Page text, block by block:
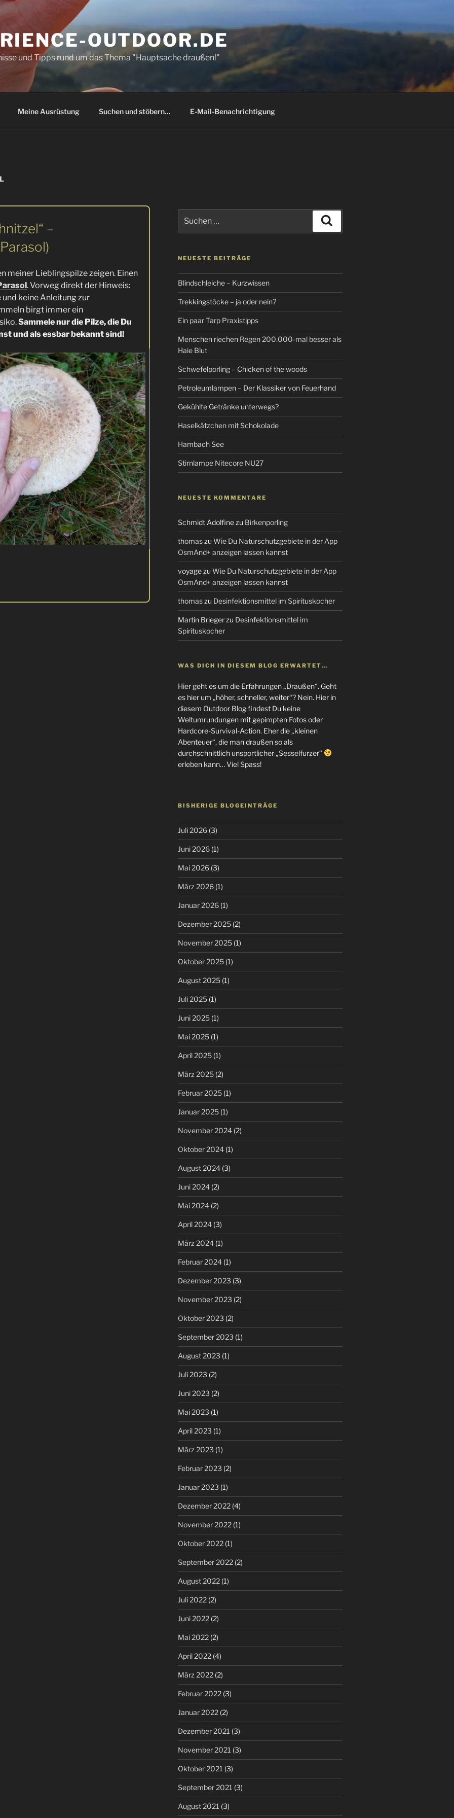
OUTDOOR.DE
und Tipps rund um das Thema "Hauptsache draußen!"
Meine Ausrüstung Suchen und stöbern… E-Mail-Benachrichtigung
–
meiner Lieblingspilze zeigen. Einen
. Vorweg direkt der Hinweis:
keine Anleitung zur
birgt immer ein
Sammele nur die Pilze, die Du
und als essbar bekannt sind!
nach:
NEUESTE BEITRÄGE
Blindschleiche – Kurzwissen
Trekkingstöcke – ja oder nein?
Ein paar Tarp Praxistipps
Menschen riechen Regen 200.000-mal besser als
Haie Blut
Schwefelporling – Chicken of the woods
Petroleumlampen – Der Klassiker von Feuerhand
Gekühlte Getränke unterwegs?
Haselkätzchen mit Schokolade
Hambach See
Stirnlampe Nitecore NU27
NEUESTE KOMMENTARE
Schmidt Adolfinezu Birkenporling
thomaszu Wie Du Naturschutzgebiete in der App
OsmAnd+ anzeigen lassen kannst
voyagezu Wie Du Naturschutzgebiete in der App
OsmAnd+ anzeigen lassen kannst
thomaszu Desinfektionsmittel im Spirituskocher
Martin Briegerzu Desinfektionsmittel im
Spirituskocher
WAS DICH IN DIESEM BLOG ERWARTET…
Hier geht es um die Erfahrungen „Draußen“. Geht
es hier um „höher, schneller, weiter“? Nein. Hier in
diesem Outdoor Blog findest Du keine
Weltumrundungen mit gepimpten Fotos oder
Hardcore-Survival-Action. Eher die „kleinen
Abenteuer“, die man draußen so als
durchschnittlich unsportlicher „Sesselfurzer“
erleben kann… Viel Spass!
BISHERIGE BLOGEINTRÄGE
Juli 2026(3)
Juni 2026(1)
Mai 2026(3)
März 2026(1)
Januar 2026(1)
Dezember 2025(2)
November 2025(1)
Oktober 2025(1)
August 2025(1)
Juli 2025(1)
Juni 2025(1)
Mai 2025(1)
April 2025(1)
März 2025(2)
Februar 2025(1)
Januar 2025(1)
November 2024(2)
Oktober 2024(1)
August 2024(3)
Juni 2024(2)
Mai 2024(2)
April 2024(3)
März 2024(1)
Februar 2024(1)
Dezember 2023 (3)
November 2023 (2)
Oktober 2023 (2)
September 2023 (1)
August 2023 (1)
Juli 2023 (2)
Juni 2023 (2)
Mai 2023 (1)
April 2023 (1)
März 2023 (1)
Februar 2023 (2)
Januar 2023 (1)
Dezember 2022(4)
November 2022(1)
Oktober 2022(1)
September 2022(2)
August 2022(1)
Juli 2022(2)
Juni 2022(2)
Mai 2022(2)
April 2022(4)
März 2022(2)
Februar 2022(3)
Januar 2022(2)
Dezember 2021 (3)
November 2021 (3)
Oktober 2021 (3)
September 2021 (3)
August 2021 (3)